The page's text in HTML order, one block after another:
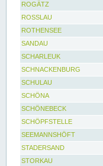
ROGÄTZ
ROSSLAU
ROTHENSEE
SANDAU
SCHARLEUK
SCHNACKENBURG
SCHULAU
SCHÖNA
SCHÖNEBECK
SCHÖPFSTELLE
SEEMANNSHÖFT
STADERSAND
STORKAU